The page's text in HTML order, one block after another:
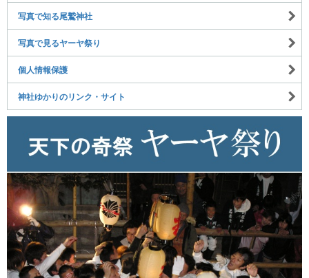
写真で知る尾鷲神社
写真で見るヤーヤ祭り
個人情報保護
神社ゆかりのリンク・サイト